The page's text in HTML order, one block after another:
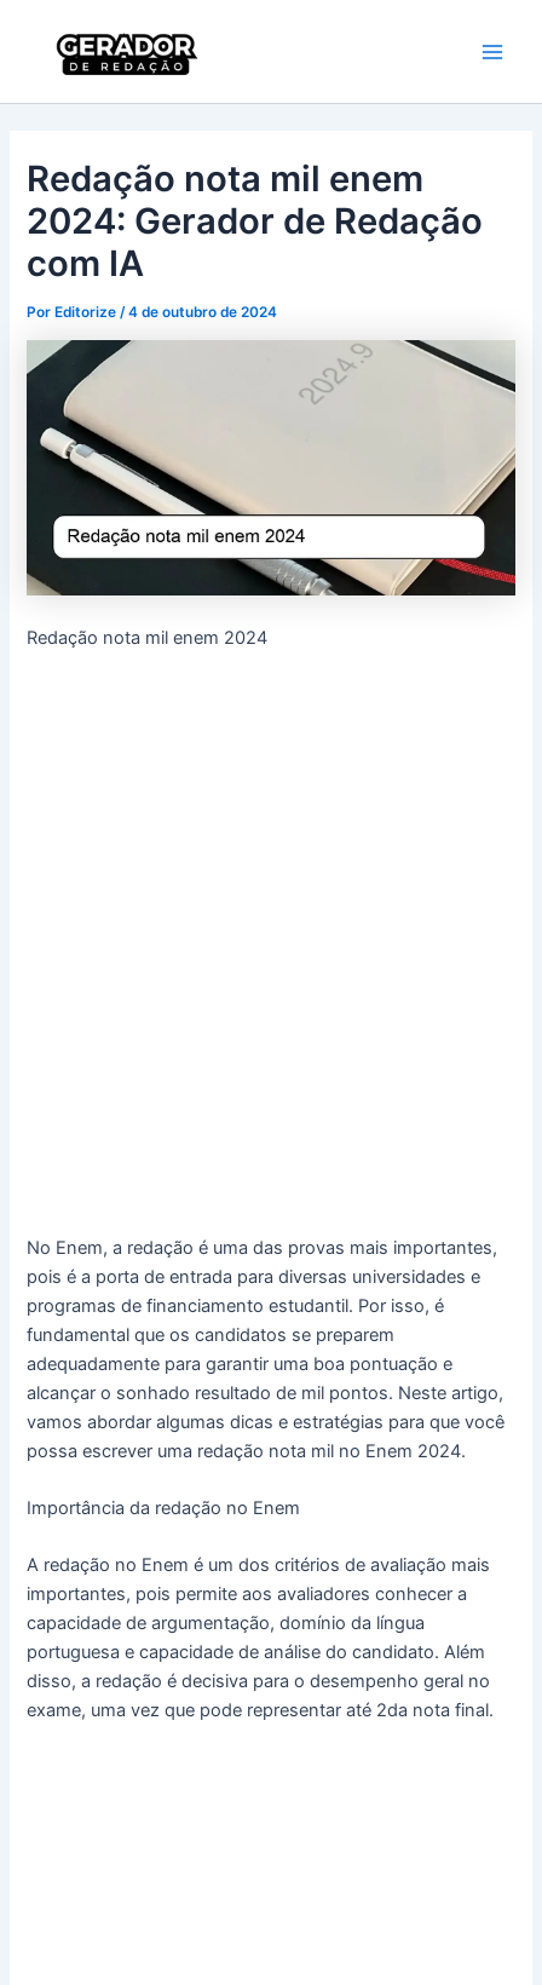
conteúdo
Redação nota mil enem
2024: Gerador de Redação
com IA
Por Editorize/4 de outubro de 2024
Redação nota mil enem 2024
No Enem, a redação é uma das provas mais importantes,
pois é a porta de entrada para diversas universidades e
programas de financiamento estudantil. Por isso, é
fundamental que os candidatos se preparem
adequadamente para garantir uma boa pontuação e
alcançar o sonhado resultado de mil pontos. Neste artigo,
vamos abordar algumas dicas e estratégias para que você
possa escrever uma redação nota mil no Enem 2024.
Importância da redação no Enem
A redação no Enem é um dos critérios de avaliação mais
importantes, pois permite aos avaliadores conhecer a
capacidade de argumentação, domínio da língua
portuguesa e capacidade de análise do candidato. Além
disso, a redação é decisiva para o desempenho geral no
exame, uma vez que pode representar até 2da nota final.